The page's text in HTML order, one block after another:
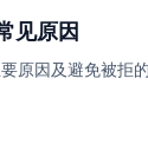
见原因
原因及避免被拒